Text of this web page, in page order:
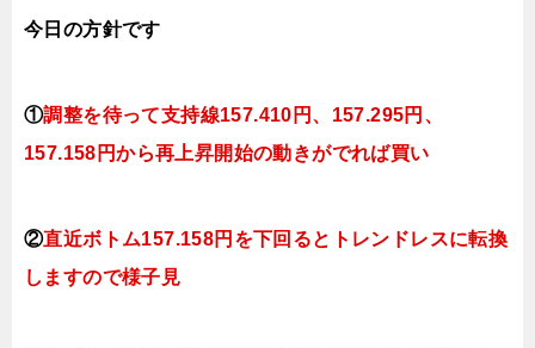
今日 の方針です
①調整を待って支持線157.410円、157.295円 、
157.158円から再上昇開始の動きがでれば買い
②直近ボトム157.158円を下回るとトレンドレスに転換
しますので様子見